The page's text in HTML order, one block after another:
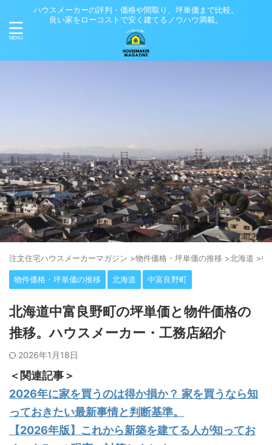
ハウスメーカーの評判・価格や間取り、坪単価まで比較。
良い家をローコストで安く建てるノウハウ満載。
注⽂住宅ハウスメーカーマガジン >物件価格・坪単価の推移 >北海道 >中
物件価格・坪単価の推移 北海道 中富良野町
北海道中富良野町の坪単価と物件価格の
推移。ハウスメーカー・工務店紹介
2026年1月18日
＜関連記事＞
2026年に家を買うのは得か損か？ 家を買うなら知
っておきたい最新事情と判断基準。
【2026年版】これから新築を建てる人が知ってお